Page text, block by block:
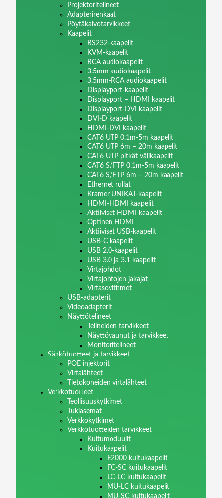
Projektoritelineet
Adapterirenkaat
Pöytäkaivotarvikkeet
Kaapelit
RS232-kaapelit
KVM-kaapelit
RCA audiokaapelit
3.5mm audiokaapelit
3.5mm-RCA audiokaapelit
Displayport-kaapelit
Displayport – HDMI kaapelit
Displayport-DVI kaapelit
DVI-D kaapelit
HDMI-DVI kaapelit
CAT6 UTP 0.1m-5m kaapelit
CAT6 UTP 6m – 20m kaapelit
CAT6 UTP pitkät välikaapelit
CAT6 S/FTP 0.1m-5m kaapelit
CAT6 S/FTP 6m – 20m kaapelit
Ethernet rullat
Kramer UNIKAT-kaapelit
HDMI-HDMI kaapelit
Aktiiviset HDMI-kaapelit
Optinen HDMI
Aktiiviset USB-kaapelit
USB-C kaapelit
USB 2.0-kaapelit
USB 3.0 ja 3.1 kaapelit
Virtajohdot
Virtajohtojen jakajat
Virtasovittimet
USB-adapterit
Videoadapterit
Näyttötelineet
Telineiden tarvikkeet
Näyttövaunut ja tarvikkeet
Monitoritelineet
Sähkötuotteet ja tarvikkeet
POE injektorit
Virtalähteet
Tietokoneiden virtalähteet
Verkkotuotteet
Teollisuuskytkimet
Tukiasemat
Verkkokytkimet
Verkkotuotteiden tarvikkeet
Kuitumoduulit
Kuitukaapelit
E2000 kuitukaapelit
FC-SC kuitukaapelit
LC-LC kuitukaapelit
MU-LC kuitukaapelit
MU-SC kuitukaapelit